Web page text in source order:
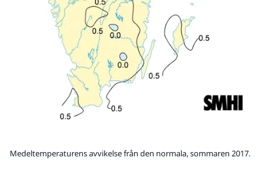
Medeltemperaturens avvikelse från den normala, sommaren 2017.